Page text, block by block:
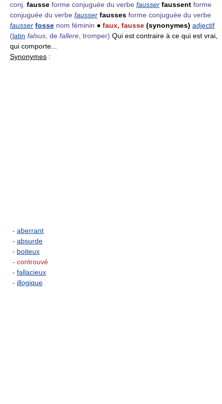
conj. fausse forme conjuguée du verbe fausser faussent forme
conjuguée du verbe fausser fausses forme conjuguée du verbe
fausser fosse nom féminin ● faux, fausse (synonymes) adjectif
(latin falsus , de fallere , tromper) Qui est contraire à ce qui est vrai,
qui comporte...
Synonymes :
- aberrant
- absurde
- boiteux
- controuvé
- fallacieux
- illogique